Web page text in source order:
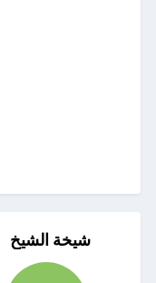
شيخة الشيخ